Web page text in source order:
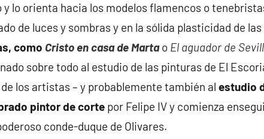
lo orienta hacia los modelos flamencos o
de luces y sombras y en la sólida plasticidad de
como Cristo en casa de Martao El aguador de
sobre todo al estudio de las pinturas de El
los artistas – y probablemente también al estudio
pintor de corte por Felipe IV y comienza
conde-duque de Olivares.